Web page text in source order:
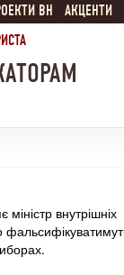
ВН АКЦЕНТИ
внутрішніх